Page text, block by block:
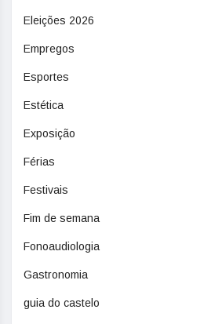
Eleições 2026
Empregos
Esportes
Estética
Exposição
Férias
Festivais
Fim de semana
Fonoaudiologia
Gastronomia
guia do castelo